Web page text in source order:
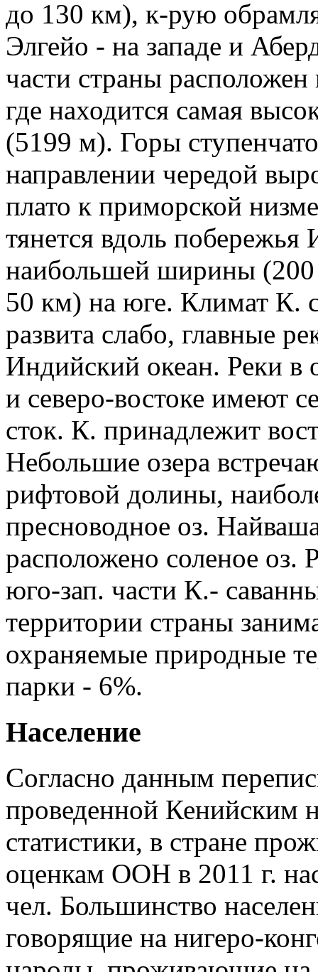
до 130 км), к-рую
Элгейо - на западе и
части страны
где находится самая
(5199 м). Горы
направлении чередой
плато к приморской
тянется вдоль побережья
наибольшей ширины (200
50 км) на юге. Климат К.
развита слабо, главные
Индийский океан. Реки в
и северо-востоке имеют
сток. К. принадлежит
Небольшие озера
рифтовой долины,
пресноводное оз.
расположено соленое оз.
юго-зап. части К.-
территории страны
охраняемые природные
парки - 6%.
Население
Согласно данным
проведенной Кенийским
статистики, в стране
оценкам ООН в 2011 г.
чел. Большинство
говорящие на нигеро-